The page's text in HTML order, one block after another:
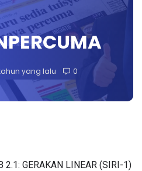
yang lalu 0
2.1: GERAKAN LINEAR (SIRI-1)